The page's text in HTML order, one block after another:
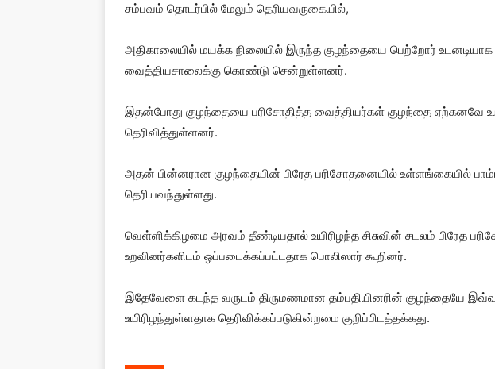
சம்பவம் தொடர்பில் மேலும் தெரியவருகையில்,
அதிகாலையில் மயக்க நிலையில் இருந்த குழந்தையை பெற்றோர் உடனடியாக
வைத்தியசாலைக்கு கொண்டு சென்றுள்ளனர்.
இதன்போது குழந்தையை பரிசோதித்த வைத்தியர்கள் குழந்தை ஏற்கனவே
தெரிவித்துள்ளனர்.
அதன் பின்னரான குழந்தையின் பிரேத பரிசோதனையில் உள்ளங்கையில் பாம்பு
தெரியவந்துள்ளது.
வெள்ளிக்கிழமை அரவம் தீண்டியதால் உயிரிழந்த சிசுவின் சடலம் பிரேத
உறவினர்களிடம் ஒப்படைக்கப்பட்டதாக பொலிஸார் கூறினர்.
இதேவேளை கடந்த வருடம் திருமணமான தம்பதியினரின் குழந்தையே
உயிரிழந்துள்ளதாக தெரிவிக்கப்படுகின்றமை குறிப்பிடத்தக்கது.